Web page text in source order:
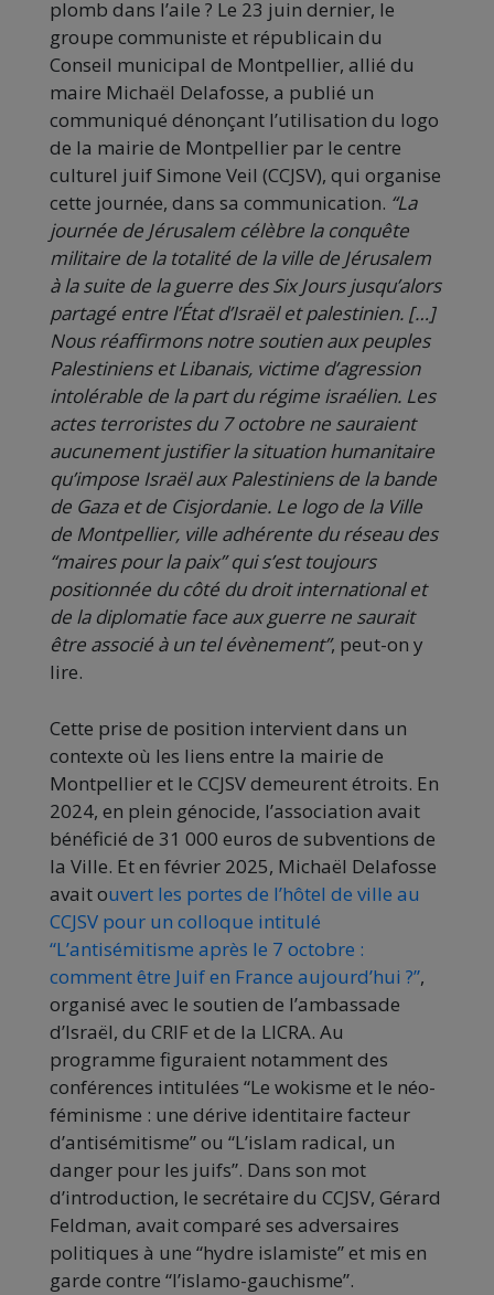
plomb dans l’aile ? Le 23 juin dernier, le
groupe communiste et républicain du
Conseil municipal de Montpellier, allié du
maire Michaël Delafosse, a publié un
communiqué dénonçant l’utilisation du logo
de la mairie de Montpellier par le centre
culturel juif Simone Veil (CCJSV), qui organise
cette journée, dans sa communication. “La
journée de Jérusalem célèbre la conquête
militaire de la totalité de la ville de Jérusalem
à la suite de la guerre des Six Jours jusqu’alors
partagé entre l’État d’Israël et palestinien. […]
Nous réaffirmons notre soutien aux peuples
Palestiniens et Libanais, victime d’agression
intolérable de la part du régime israélien. Les
actes terroristes du 7 octobre ne sauraient
aucunement justifier la situation humanitaire
qu’impose Israël aux Palestiniens de la bande
de Gaza et de Cisjordanie. Le logo de la Ville
de Montpellier, ville adhérente du réseau des
“maires pour la paix” qui s’est toujours
positionnée du côté du droit international et
de la diplomatie face aux guerre ne saurait
être associé à un tel évènement”, peut-on y
lire.
Cette prise de position intervient dans un
contexte où les liens entre la mairie de
Montpellier et le CCJSV demeurent étroits. En
2024, en plein génocide, l’association avait
bénéficié de 31 000 euros de subventions de
la Ville. Et en février 2025, Michaël Delafosse
avait ouvert les portes de l’hôtel de ville au
CCJSV pour un colloque intitulé
“L’antisémitisme après le 7 octobre :
comment être Juif en France aujourd’hui ?”,
organisé avec le soutien de l’ambassade
d’Israël, du CRIF et de la LICRA. Au
programme figuraient notamment des
conférences intitulées “Le wokisme et le néo-
féminisme : une dérive identitaire facteur
d’antisémitisme” ou “L’islam radical, un
danger pour les juifs”. Dans son mot
d’introduction, le secrétaire du CCJSV, Gérard
Feldman, avait comparé ses adversaires
politiques à une “hydre islamiste” et mis en
garde contre “l’islamo-gauchisme”.